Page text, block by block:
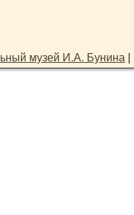
музей И.А. Бунина |